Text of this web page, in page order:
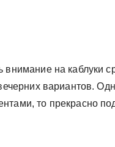
на каблуки
вариантов.
то прекрасно